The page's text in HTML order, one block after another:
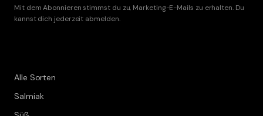
Mit dem Abonnieren stimmst du zu, Marketing-E-Mails zu erhalten. Du
kannst dich jederzeit abmelden.
Alle Sorten
Salmiak